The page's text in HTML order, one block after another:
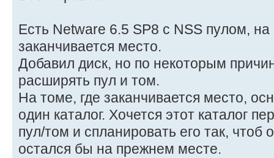
Есть Netware 6.5 SP8 с NSS пулом,
заканчивается место.
Добавил диск, но по некоторым
расширять пул и том.
На томе, где заканчивается место,
один каталог. Хочется этот каталог
пул/том и спланировать его так, чтоб
остался бы на прежнем месте.